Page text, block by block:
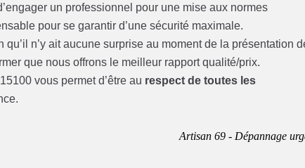
un professionnel pour une mise aux normes
pour se garantir d’une sécurité maximale.
qu’il n’y ait aucune surprise au moment de la présentation
que nous offrons le meilleur rapport qualité/prix.
vous permet d’être au respect de toutes les
Artisan 69 - Dépannage